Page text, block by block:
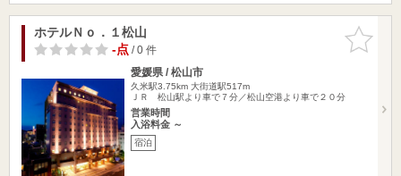
お気に入
りに追加
ホテルＮｏ．１松山
-点/ 0 件
愛媛県 / 松山市
久米駅3.75km 大街道駅517m
ＪＲ 松山駅より車で７分／松山空港より車で２０分
営業時間
入浴料金 ～
宿泊